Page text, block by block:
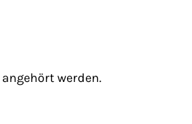
angehört werden.